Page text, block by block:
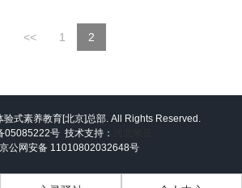
<< 1 2
式素养教育[北京]总部. All Rights Reserved.
05085222号 技术支持：
京公网安备 11010802032648号